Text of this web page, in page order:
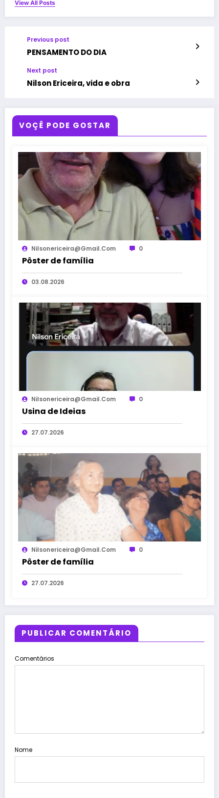
View All Posts
Previous post
PENSAMENTO DO DIA
Next post
Nilson Ericeira, vida e obra
VOÇÊ PODE GOSTAR
Nilsonericeira@gmail.com 0
Pôster de família
03.08.2026
Nilsonericeira@gmail.com 0
Usina de Ideias
27.07.2026
Nilsonericeira@gmail.com 0
Pôster de família
27.07.2026
PUBLICAR COMENTÁRIO
Comentários
Nome